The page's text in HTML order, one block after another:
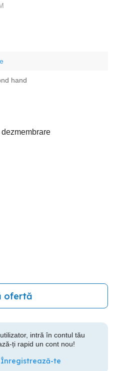
hand
ofertă
intră în contul tău
ți rapid un cont nou!
te